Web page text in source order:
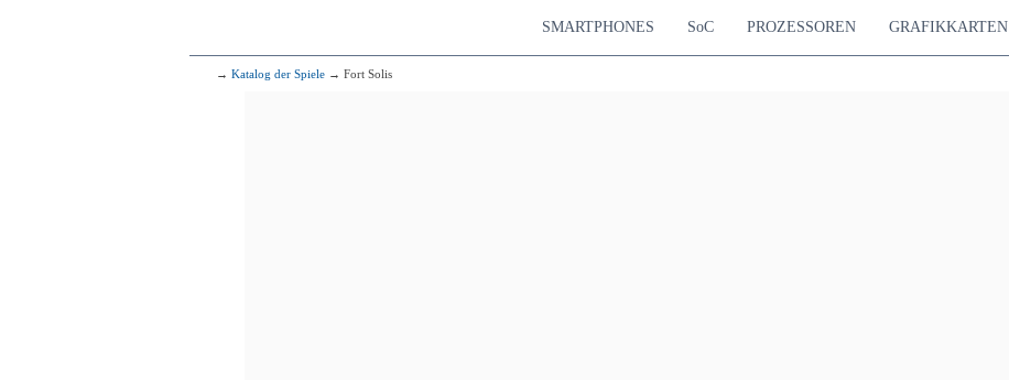
SMARTPHONES SoC PROZESSOREN GRAFIKKARTEN
→ Katalog der Spiele → Fort Solis